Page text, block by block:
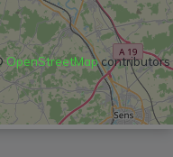
OpenStreetMapcontributors